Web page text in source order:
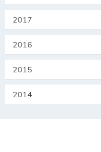
2017
2016
2015
2014